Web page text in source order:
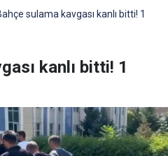
sulama kavgası kanlı bitti! 1
kanlı bitti! 1